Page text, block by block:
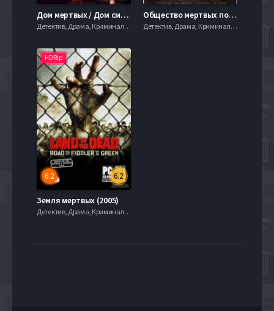
Дом мертвых / Дом смерти (2003)
Детектив, Драма, Криминал, 720hd, mobilen,
Общество мертвых поэтов (1989)
Детектив, Драма, Криминал, 720hd, mobilen,
HDRip
6.2
6.2
Земля мертвых (2005)
Детектив, Драма, Криминал, 720hd, mobilen,